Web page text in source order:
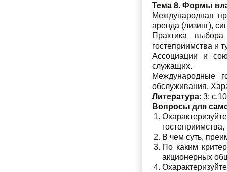
Тема 8. Формы
Международная
аренда (лизинг),
Практика
гостеприимства и
Ассоциации и
служащих.
Международные
обслуживания.
Литература: 3:
Вопросы для
В чем суть,
По каким
акционерных